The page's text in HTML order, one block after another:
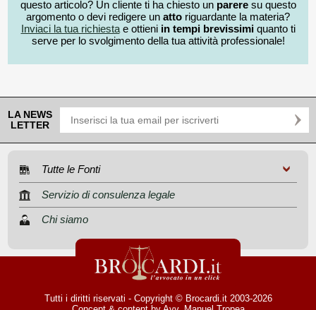
questo articolo? Un cliente ti ha chiesto un pareresu questo
argomento o devi redigere un atto riguardante la materia?
Inviaci la tua richiestae ottieni in tempi brevissimiquanto ti
serve per lo svolgimento della tua attività professionale!
LA NEWS
LETTER
Tutte le Fonti
Servizio di consulenza legale
Chi siamo
Tutti i diritti riservati - Copyright © Brocardi.it 2003-2026